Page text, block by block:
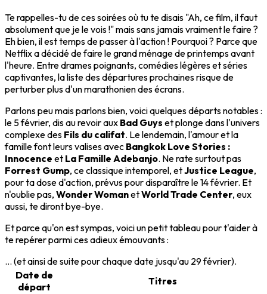
Te rappelles-tu de ces soirées où tu te disais "Ah, ce film, il faut
absolument que je le vois !" mais sans jamais vraiment le faire ?
Eh bien, il est temps de passer à l'action ! Pourquoi ? Parce que
Netflix a décidé de faire le grand ménage de printemps avant
l'heure. Entre drames poignants, comédies légères et séries
captivantes, la liste des départures prochaines risque de
perturber plus d'un marathonien des écrans.
Parlons peu mais parlons bien, voici quelques départs notables :
le 5 février, dis au revoir aux Bad Guys et plonge dans l'univers
complexe des Fils du califat. Le lendemain, l'amour et la
famille font leurs valises avec Bangkok Love Stories :
Innocence et La Famille Adebanjo. Ne rate surtout pas
Forrest Gump, ce classique intemporel, etJustice League,
pour ta dose d'action, prévus pour disparaître le 14 février. Et
n'oublie pas, Wonder WomanetWorld Trade Center, eux
aussi, te diront bye-bye.
Et parce qu'on est sympas, voici un petit tableau pour t'aider à
te repérer parmi ces adieux émouvants :
... (et ainsi de suite pour chaque date jusqu'au 29 février).
Date de
départ
Titres